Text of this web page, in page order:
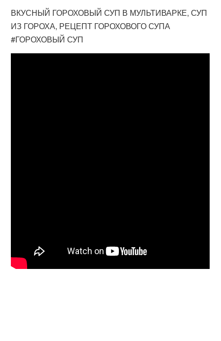
ВКУСНЫЙ ГОРОХОВЫЙ СУП В МУЛЬТИВАРКЕ, СУП
ИЗ ГОРОХА, РЕЦЕПТ ГОРОХОВОГО СУПА
#ГОРОХОВЫЙ СУП